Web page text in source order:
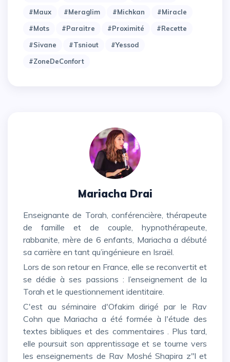
#maux
#meraglim #michkan
#miracle
#mots
#paraitre #proximité
#recette
#sivane
#tsniout
#yessod
#zoneDeConfort
Mariacha Drai
Enseignante de Torah, conférencière, thérapeute
de famille et de couple, hypnothérapeute,
rabbanite, mère de 6 enfants, Mariacha a débuté
sa carrière en tant qu’ingénieure en Israël.
Lors de son retour en France, elle se reconvertit et
se dédie à ses passions : l’enseignement de la
Torah et le questionnement identitaire.
C'est au séminaire d'Ofakim dirigé par le Rav
Cohn que Mariacha a été formée à l'étude des
textes bibliques et des commentaires . Plus tard,
elle poursuit son apprentissage et se tourne vers
les enseignements de Rav Moshé Shapira z"l et